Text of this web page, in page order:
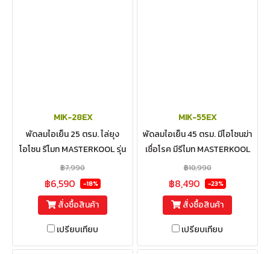
MIK-28EX
พัดลมไอเย็น 25 ตรม. ไล่ยุง
โอโซน รีโมท MASTERKOOL รุ่น
MIK-28EX
฿7,990
฿6,590 -18%
สั่งซื้อสินค้า
เปรียบเทียบ
MIK-55EX
พัดลมไอเย็น 45 ตรม. มีโอโซนฆ่า
เชื่อโรค มีรีไมท MASTERKOOL
รุ่น MIK-55EX
฿10,990
฿8,490 -23%
สั่งซื้อสินค้า
เปรียบเทียบ